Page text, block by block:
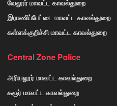
வேலூர் மாவட்ட காவல்துறை
இராணிப்பேட்டை மாவட்ட காவல்துறை
கள்ளக்குறிச்சி மாவட்ட காவல்துறை
Central Zone Police
அரியலூர் மாவட்ட காவல்துறை
கரூர் மாவட்ட காவல்துறை